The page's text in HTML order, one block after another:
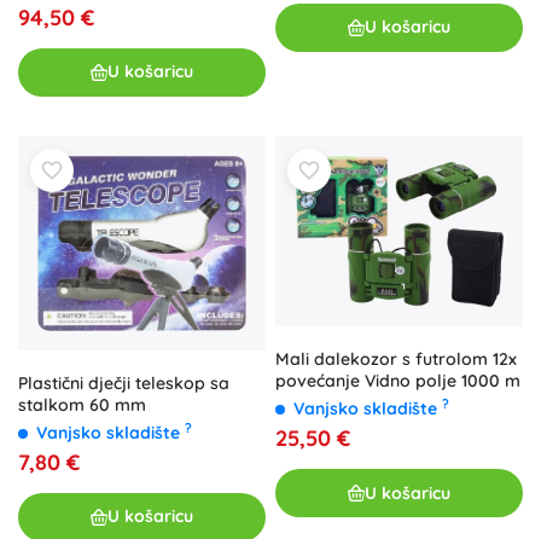
94,50 €
U košaricu
U košaricu
Plastični dječji teleskop sa
stalkom 60 mm
Vanjsko skladište ?
7,80 €
U košaricu
Mali dalekozor s futrolom 12x
povećanje Vidno polje 1000 m
Vanjsko skladište ?
25,50 €
U košaricu